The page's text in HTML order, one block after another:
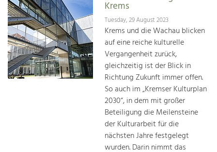
Krems
Tuesday, 29 August 2023
Krems und die Wachau blicken
auf eine reiche kulturelle
Vergangenheit zurück,
gleichzeitig ist der Blick in
Richtung Zukunft immer offen.
So auch im „Kremser Kulturplan
2030“, in dem mit großer
Beteiligung die Meilensteine
der Kulturarbeit für die
nächsten Jahre festgelegt
wurden. Darin nimmt das